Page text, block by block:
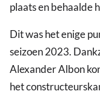
plaats en behaalde
Dit was het enige
seizoen 2023.
Alexander Albon
het